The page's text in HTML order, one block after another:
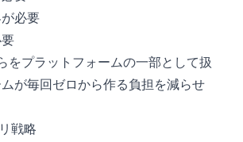
必要
をプラットフォームの一部として扱
が毎回ゼロから作る負担を減らせ
戦略